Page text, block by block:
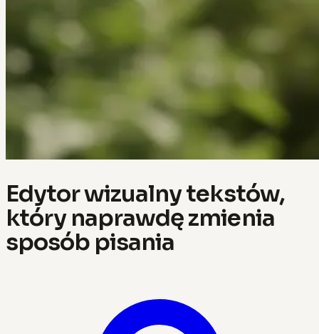
Edytor wizualny tekstów,
który naprawdę zmienia
sposób pisania